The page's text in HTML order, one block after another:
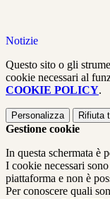
Notizie
Questo sito o gli
cookie necessari al
COOKIE POLICY.
Personalizza Rifiuta
Gestione cookie
In questa schermata è
I cookie necessari
piattaforma e non è
Per conoscere quali